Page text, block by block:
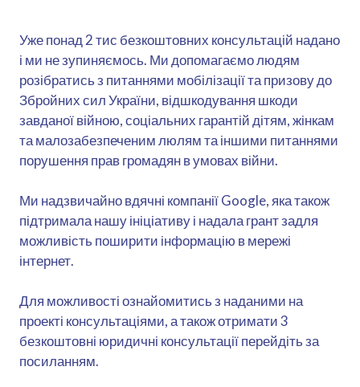
Уже понад 2 тис безкоштовних консультацій надано
і ми не зупиняємось. Ми допомагаємо людям
розібратись з питаннями мобілізації та призову до
Збройних сил України, відшкодування шкоди
завданої війною, соціальних гарантій дітям, жінкам
та малозабезпеченим люлям та іншими питаннями
порушення прав громадян в умовах війни.
Ми надзвичайно вдячні компанії Google, яка також
підтримала нашу ініціативу і надала грант задля
можливість поширити інформацію в мережі
інтернет.
Для можливості ознайомитись з наданими на
проекті консультаціями, а також отримати 3
безкоштовні юридичні консультації перейдіть за
посиланням.